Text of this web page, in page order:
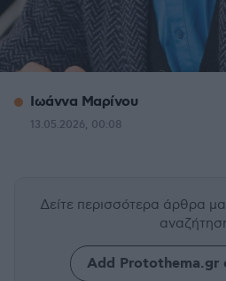
Ιωάννα Μαρίνου
13.05.2026, 00:08
Δείτε περισσότερα άρθρα
Add Protothema.gr